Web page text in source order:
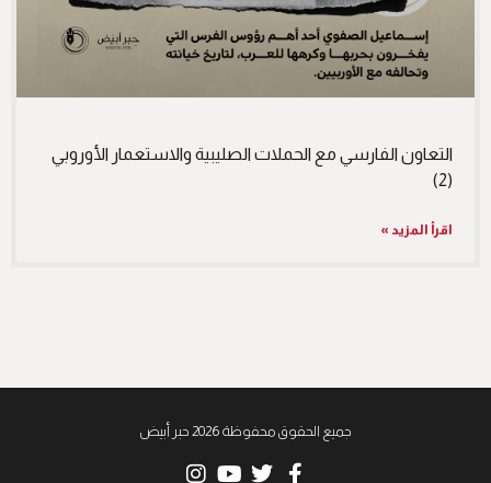
التعاون الفارسي مع الحملات الصليبية والاستعمار الأوروبي
(2)
اقرأ المزيد »
جميع الحقوق محفوظة 2026 حبر أبيض